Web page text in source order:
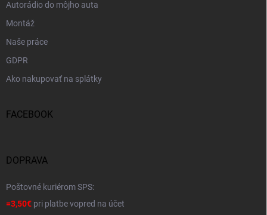
Autorádio do môjho auta
Montáž
Naše práce
GDPR
Ako nakupovať na splátky
FACEBOOK
DOPRAVA
Poštovné kuriérom SPS:
=3,50€ pri platbe vopred na účet